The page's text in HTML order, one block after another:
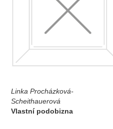
Linka Procházková-
Scheithauerová
Vlastní podobizna